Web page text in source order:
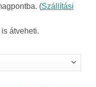
(Szállítási
is átveheti.